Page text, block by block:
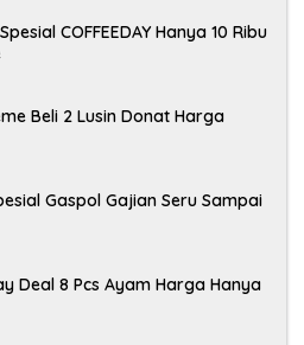
COFFEEDAY Hanya 10 Ribu
Beli 2 Lusin Donat Harga
Gaspol Gajian Seru Sampai
Deal 8 Pcs Ayam Harga Hanya